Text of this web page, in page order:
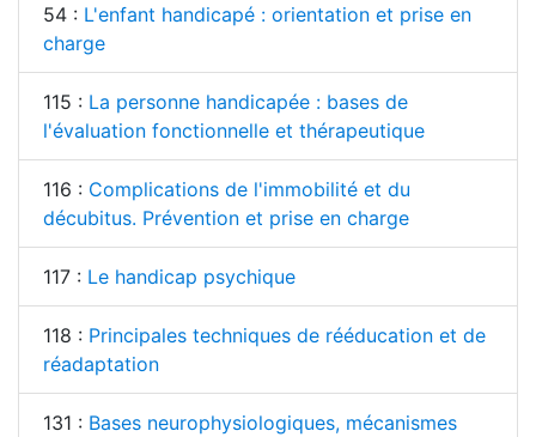
54 : L'enfant handicapé : orientation et prise en
charge
115 : La personne handicapée : bases de
l'évaluation fonctionnelle et thérapeutique
116 : Complications de l'immobilité et du
décubitus. Prévention et prise en charge
117 : Le handicap psychique
118 : Principales techniques de rééducation et de
réadaptation
131 : Bases neurophysiologiques, mécanismes